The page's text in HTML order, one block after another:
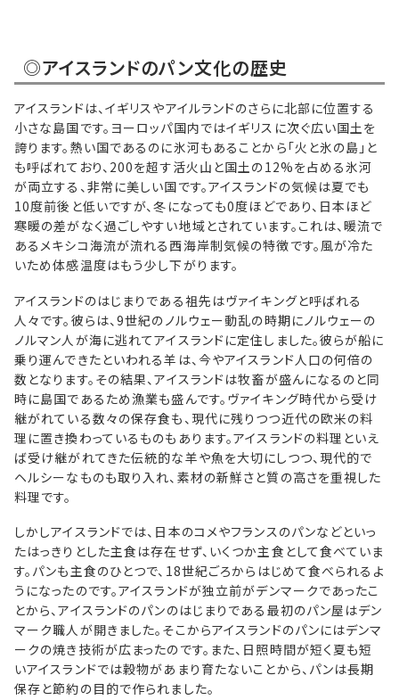
◎アイスランドのパン文化の歴史
アイスランドは、イギリスやアイルランドのさらに北部に位置する
小さな島国です。ヨーロッパ国内ではイギリスに次ぐ広い国土を
誇ります。熱い国であるのに氷河もあることから「火と氷の島」と
も呼ばれており、200を超す活火山と国土の12%を占める氷河
が両立する、非常に美しい国です。アイスランドの気候は夏でも
10度前後と低いですが、冬になっても0度ほどであり、日本ほど
寒暖の差がなく過ごしやすい地域とされています。これは、暖流で
あるメキシコ海流が流れる西海岸制気候の特徴です。風が冷た
いため体感温度はもう少し下がります。
アイスランドのはじまりである祖先はヴァイキングと呼ばれる
人々です。彼らは、9世紀のノルウェー動乱の時期にノルウェーの
ノルマン人が海に逃れてアイスランドに定住しました。彼らが船に
乗り運んできたといわれる羊は、今やアイスランド人口の何倍の
数となります。その結果、アイスランドは牧畜が盛んになるのと同
時に島国であるため漁業も盛んです。ヴァイキング時代から受け
継がれている数々の保存食も、現代に残りつつ近代の欧米の料
理に置き換わっているものもあります。アイスランドの料理といえ
ば受け継がれてきた伝統的な羊や魚を大切にしつつ、現代的で
ヘルシーなものも取り入れ、素材の新鮮さと質の高さを重視した
料理です。
しかしアイスランドでは、日本のコメやフランスのパンなどといっ
たはっきりとした主食は存在せず、いくつか主食として食べていま
す。パンも主食のひとつで、18世紀ごろからはじめて食べられるよ
うになったのです。アイスランドが独立前がデンマークであったこ
とから、アイスランドのパンのはじまりである最初のパン屋はデン
マーク職人が開きました。そこからアイスランドのパンにはデンマ
ークの焼き技術が広まったのです。また、日照時間が短く夏も短
いアイスランドでは穀物があまり育たないことから、パンは長期
保存と節約の目的で作られました。